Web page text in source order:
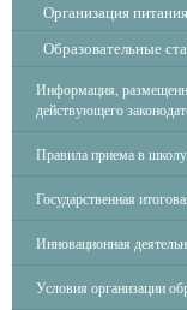
Организация
Образовательные
Информация,
действующего
Правила приема в школу
Государственная
Инновационная
Условия организации